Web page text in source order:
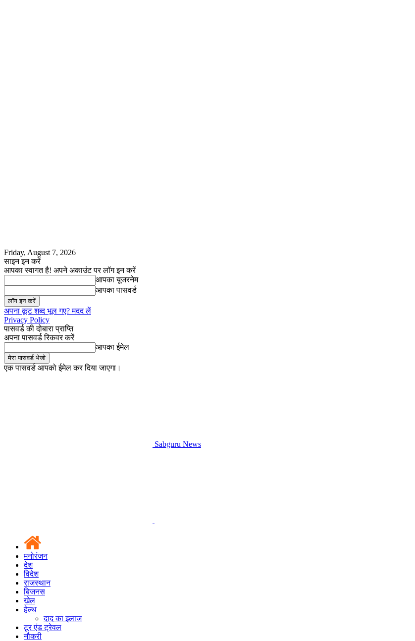
Friday, August 7, 2026
साइन इन करें
आपका स्वागत है! अपने अकाउंट पर लॉग इन करें
आपका यूजरनेम
आपका पासवर्ड
अपना कूट शब्द भूल गए? मदद लें
Privacy Policy
पासवर्ड की दोबारा प्राप्ति
अपना पासवर्ड रिकवर करें
आपका ईमेल
एक पासवर्ड आपको ईमेल कर दिया जाएगा।
Sabguru News
मनोरंजन
देश
विदेश
राजस्थान
बिजनस
खेल
हेल्थ
दाद का इलाज
टूर एंड ट्रेवल
नौकरी